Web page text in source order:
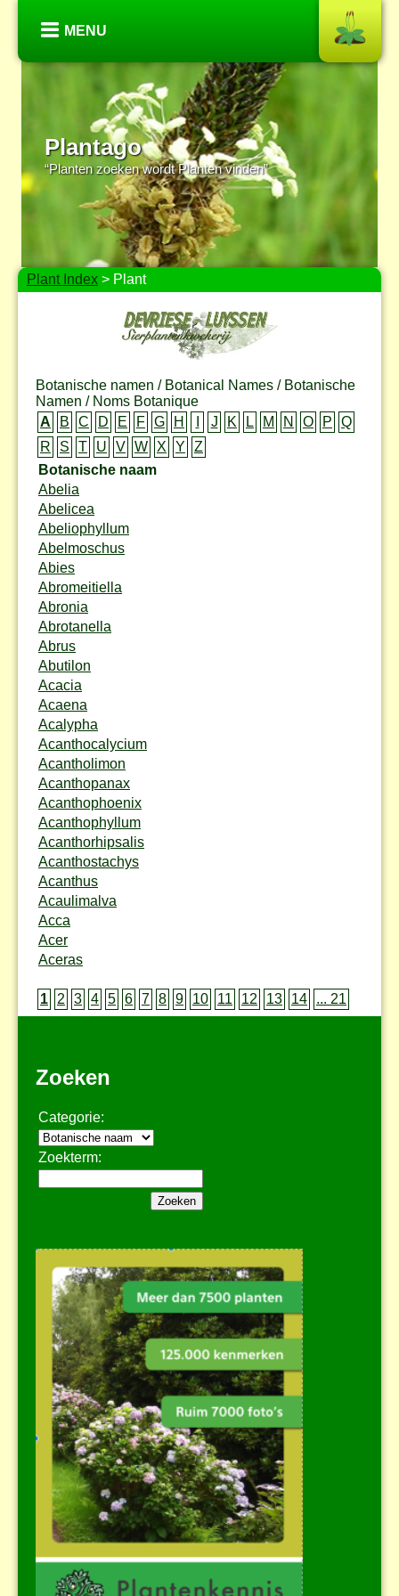
MENU
Plantago
“Planten zoeken wordt Planten vinden”
Plant Index > Plant
Botanische namen / Botanical Names / Botanische
Namen / Noms Botanique
A
B C D E F G H J K L M N O P
Q
R
S T U V W X Y
Z
Botanische naam
Abelia
Abelicea
Abeliophyllum
Abelmoschus
Abies
Abromeitiella
Abronia
Abrotanella
Abrus
Abutilon
Acacia
Acaena
Acalypha
Acanthocalycium
Acantholimon
Acanthopanax
Acanthophoenix
Acanthophyllum
Acanthorhipsalis
Acanthostachys
Acanthus
Acaulimalva
Acca
Acer
Aceras
1 2 3 4 5 6 7 8 9 10 11 12 13 14 ... 21
Zoeken
Categorie:
Zoekterm: